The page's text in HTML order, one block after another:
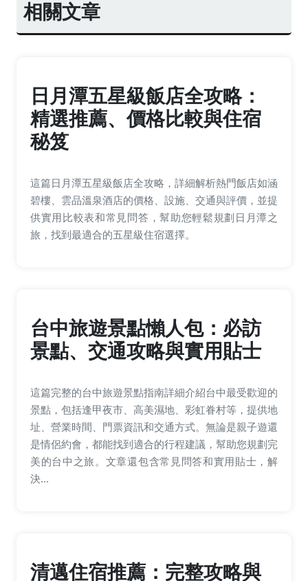
相關文章
日月潭五星級飯店全攻略：
精選推薦、價格比較與住宿
秘笈
這篇日月潭五星級飯店全攻略，詳細解析熱門飯店如涵
碧樓、雲品溫泉酒店的價格、設施、交通與評價，並提
供實用比較表和常見問答，幫助您輕鬆規劃日月潭之
旅，找到最適合的五星級住宿選擇。
台中旅遊景點懶人包：必訪
景點、交通攻略與實用貼士
這篇完整的台中旅遊景點指南詳細介紹台中最受歡迎的
景點，包括逢甲夜市、高美濕地、彩虹眷村等，提供地
址、營業時間、門票資訊和交通方式。無論是親子遊還
是情侶約會，都能找到適合的行程建議，幫助您規劃完
美的台中之旅。文章還包含常見問答和實用貼士，解
決...
清邁住宿推薦：完整攻略與